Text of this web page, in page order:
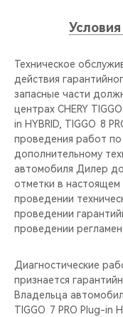
Техническое
действия
запасные части
центрах CHERY
in HYBRID, TIGGO 8
проведения работ
дополнительному
автомобиля Дилер
отметки в
проведении
проведении
проведении
Диагностические
признается
Владельца
TIGGO 7 PRO Plug-in